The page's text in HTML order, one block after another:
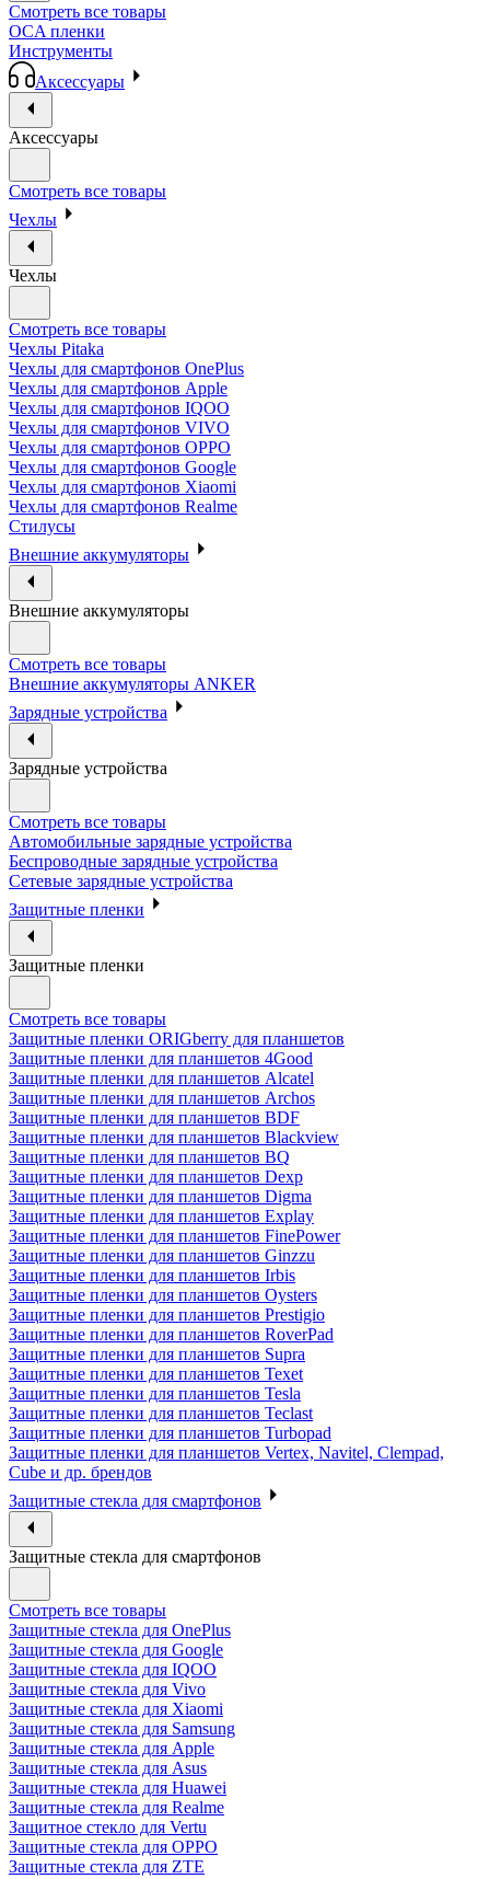
Смотреть все товары
OCA пленки
Инструменты
Аксессуары
Аксессуары
Смотреть все товары
Чехлы
Чехлы
Смотреть все товары
Чехлы Pitaka
Чехлы для смартфонов OnePlus
Чехлы для смартфонов Apple
Чехлы для смартфонов IQOO
Чехлы для смартфонов VIVO
Чехлы для смартфонов OPPO
Чехлы для смартфонов Google
Чехлы для смартфонов Xiaomi
Чехлы для смартфонов Realme
Стилусы
Внешние аккумуляторы
Внешние аккумуляторы
Смотреть все товары
Внешние аккумуляторы ANKER
Зарядные устройства
Зарядные устройства
Смотреть все товары
Автомобильные зарядные устройства
Беспроводные зарядные устройства
Сетевые зарядные устройства
Защитные пленки
Защитные пленки
Смотреть все товары
Защитные пленки ORIGberry для планшетов
Защитные пленки для планшетов 4Good
Защитные пленки для планшетов Alcatel
Защитные пленки для планшетов Archos
Защитные пленки для планшетов BDF
Защитные пленки для планшетов Blackview
Защитные пленки для планшетов BQ
Защитные пленки для планшетов Dexp
Защитные пленки для планшетов Digma
Защитные пленки для планшетов Explay
Защитные пленки для планшетов FinePower
Защитные пленки для планшетов Ginzzu
Защитные пленки для планшетов Irbis
Защитные пленки для планшетов Oysters
Защитные пленки для планшетов Prestigio
Защитные пленки для планшетов RoverPad
Защитные пленки для планшетов Supra
Защитные пленки для планшетов Texet
Защитные пленки для планшетов Tesla
Защитные пленки для планшетов Teclast
Защитные пленки для планшетов Turbopad
Защитные пленки для планшетов Vertex, Navitel, Clempad,
Cube и др. брендов
Защитные стекла для смартфонов
Защитные стекла для смартфонов
Смотреть все товары
Защитные стекла для OnePlus
Защитные стекла для Google
Защитные стекла для IQOO
Защитные стекла для Vivo
Защитные стекла для Xiaomi
Защитные стекла для Samsung
Защитные стекла для Apple
Защитные стекла для Asus
Защитные стекла для Huawei
Защитные стекла для Realme
Защитное стекло для Vertu
Защитные стекла для OPPO
Защитные стекла для ZTE